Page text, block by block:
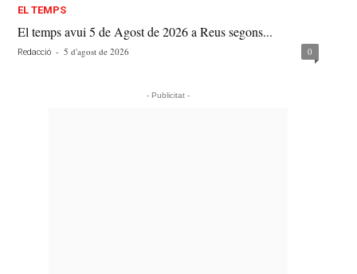
EL TEMPS
El temps avui 5 de Agost de 2026 a Reus segons...
Redacció - 5 d'agost de 2026 0
- Publicitat -